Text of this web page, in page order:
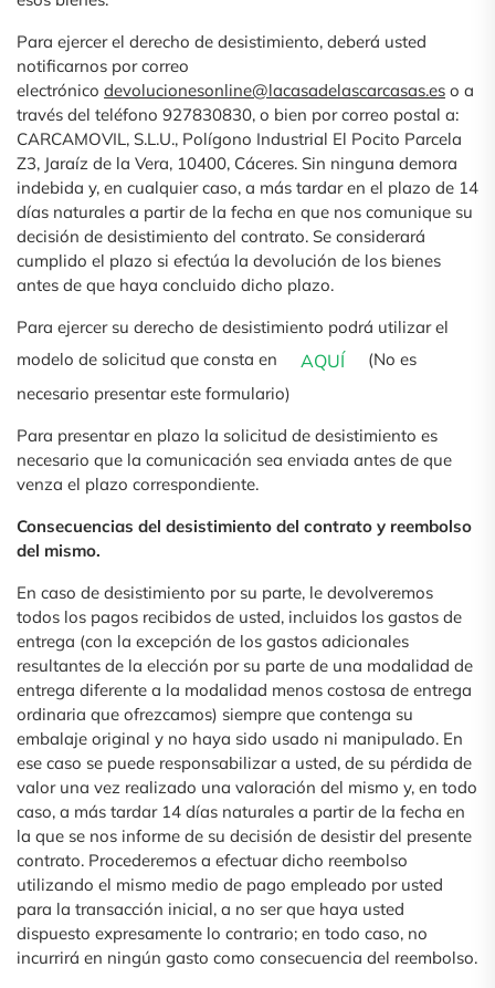
Para ejercer el derecho de desistimiento, deberá usted
notificarnos por correo
electrónico devolucionesonline@lacasadelascarcasas.es o a
través del teléfono 927830830, o bien por correo postal a:
CARCAMOVIL, S.L.U., Polígono Industrial El Pocito Parcela
Z3, Jaraíz de la Vera, 10400, Cáceres. Sin ninguna demora
indebida y, en cualquier caso, a más tardar en el plazo de 14
días naturales a partir de la fecha en que nos comunique su
decisión de desistimiento del contrato. Se considerará
cumplido el plazo si efectúa la devolución de los bienes
antes de que haya concluido dicho plazo.
Para ejercer su derecho de desistimiento podrá utilizar el
modelo de solicitud que consta en
AQUÍ
(No es
necesario presentar este formulario)
Para presentar en plazo la solicitud de desistimiento es
necesario que la comunicación sea enviada antes de que
venza el plazo correspondiente.
Consecuencias del desistimiento del contrato y reembolso
del mismo.
En caso de desistimiento por su parte, le devolveremos
todos los pagos recibidos de usted, incluidos los gastos de
entrega (con la excepción de los gastos adicionales
resultantes de la elección por su parte de una modalidad de
entrega diferente a la modalidad menos costosa de entrega
ordinaria que ofrezcamos) siempre que contenga su
embalaje original y no haya sido usado ni manipulado. En
ese caso se puede responsabilizar a usted, de su pérdida de
valor una vez realizado una valoración del mismo y, en todo
caso, a más tardar 14 días naturales a partir de la fecha en
la que se nos informe de su decisión de desistir del presente
contrato. Procederemos a efectuar dicho reembolso
utilizando el mismo medio de pago empleado por usted
para la transacción inicial, a no ser que haya usted
dispuesto expresamente lo contrario; en todo caso, no
incurrirá en ningún gasto como consecuencia del reembolso.